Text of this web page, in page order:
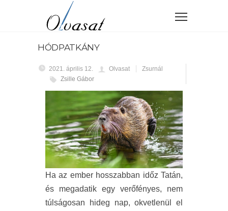
HÓDPATKÁNY
2021. április 12. Olvasat
Zsurnál
Zsille Gábor
Ha az ember hosszabban időz Tatán,
és megadatik egy verőfényes, nem
túlságosan hideg nap, okvetlenül el